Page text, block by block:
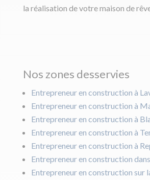
la réalisation de votre maison de
Nos zones desservies
Entrepreneur en construction à
Entrepreneur en construction à
Entrepreneur en construction à
Entrepreneur en construction à
Entrepreneur en construction à
Entrepreneur en construction
Entrepreneur en construction sur